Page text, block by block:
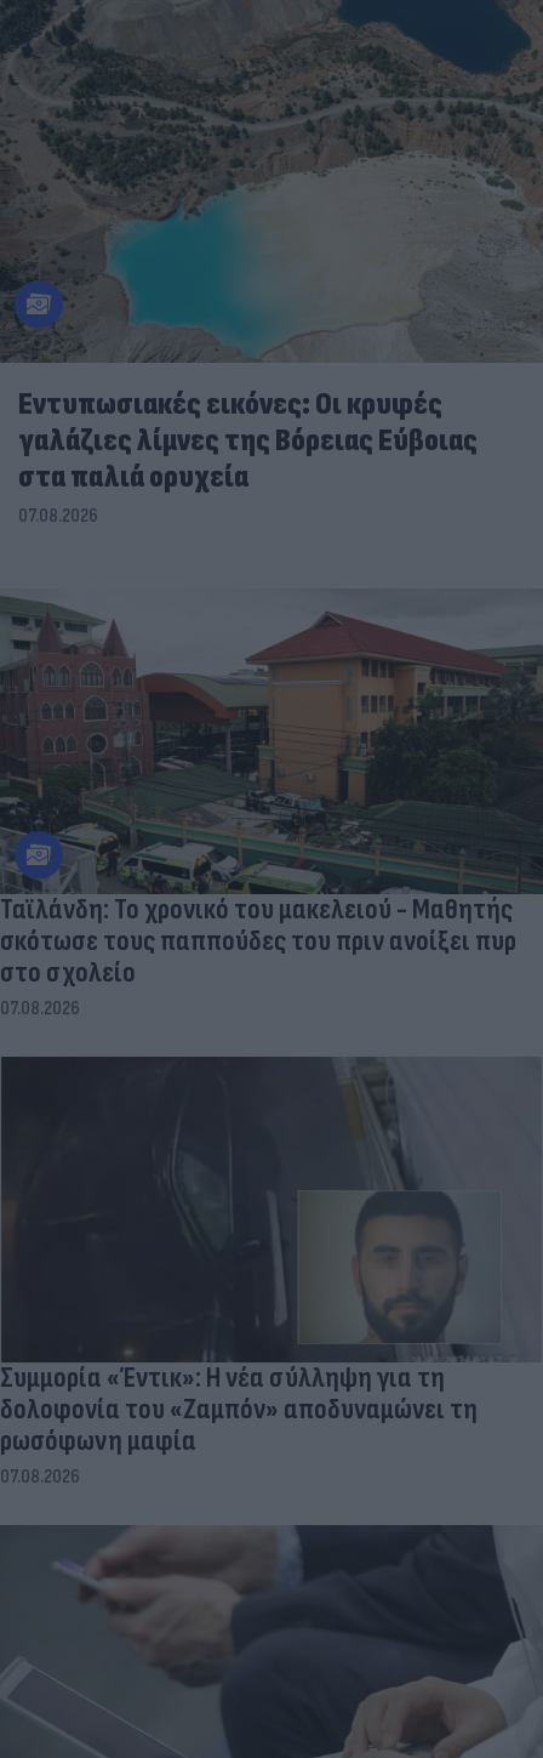
Εντυπωσιακές εικόνες: Οι κρυφές
γαλάζιες λίμνες της Βόρειας Εύβοιας
στα παλιά ορυχεία
07.08.2026
Ταϊλάνδη: Το χρονικό του μακελειού - Μαθητής
σκότωσε τους παππούδες του πριν ανοίξει πυρ
στο σχολείο
07.08.2026
Συμμορία «Έντικ»: Η νέα σύλληψη για τη
δολοφονία του «Ζαμπόν» αποδυναμώνει τη
ρωσόφωνη μαφία
07.08.2026